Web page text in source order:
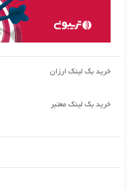
خرید بک لینک ارزان
خرید بک لینک معتبر